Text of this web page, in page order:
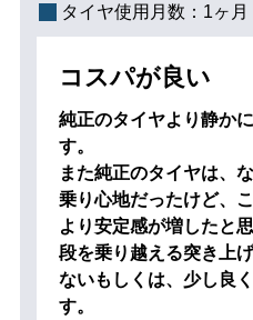
タイヤ使用月数： 1ヶ月
コスパが良い
純正のタイヤより静か
す。
また純正のタイヤは、
乗り心地だったけど、
より安定感が増したと思
段を乗り越える突き上
ないもしくは、少し良
す。